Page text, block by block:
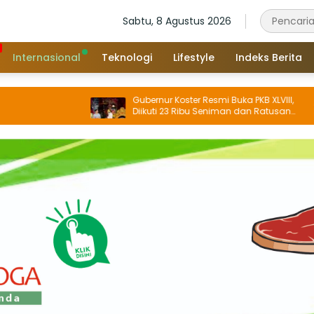
Sabtu, 8 Agustus 2026
Internasional Teknologi Lifestyle Indeks Berita
Gubernur Koster Resmi Buka PKB XLVIII,
Diikuti 23 Ribu Seniman dan Ratusan
Sekaa, IKM/UMKM Digratiskan